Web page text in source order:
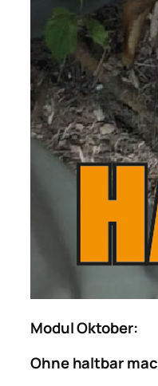
Modul Oktober:
Ohne haltbar